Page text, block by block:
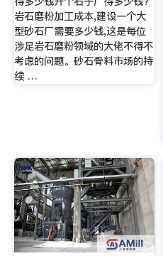
岩石磨粉加工成本,建设一个大
型砂石厂需要多少钱,这是每位
涉足岩石磨粉领域的大佬不得不
考虑的问题。砂石骨料市场的持
续 …